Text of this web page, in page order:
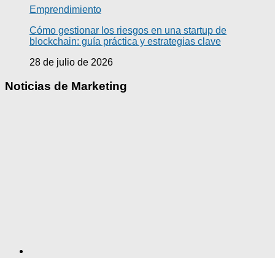
Emprendimiento
Cómo gestionar los riesgos en una startup de
blockchain: guía práctica y estrategias clave
28 de julio de 2026
Noticias de Marketing